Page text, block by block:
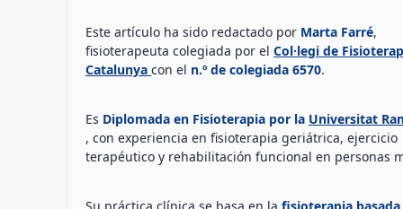
Este artículo ha sido redactado por Marta Farré,
fisioterapeuta colegiada por el Col·legi de
Catalunya con el n.º de colegiada 6570.
Es Diplomada en Fisioterapia por la Universitat
, con experiencia en fisioterapia geriátrica, ejercicio
terapéutico y rehabilitación funcional en personas